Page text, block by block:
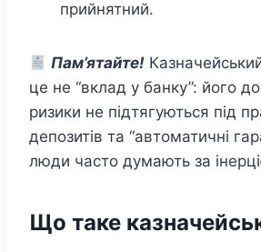
прийнятний.
Пам’ятайте!
це не “вклад у банку”: його
ризики не підтягуються під
депозитів та “автоматичні
люди часто думають за
Що таке